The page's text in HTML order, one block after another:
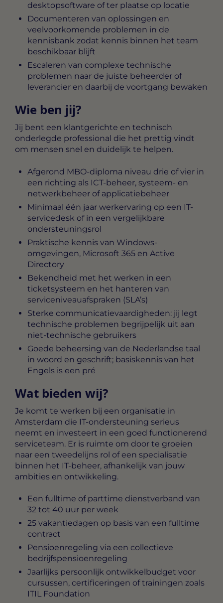
desktopsoftware of ter plaatse op locatie
Documenteren van oplossingen en
veelvoorkomende problemen in de
kennisbank zodat kennis binnen het team
beschikbaar blijft
Escaleren van complexe technische
problemen naar de juiste beheerder of
leverancier en daarbij de voortgang bewaken
Wie ben jij?
Jij bent een klantgerichte en technisch
onderlegde professional die het prettig vindt
om mensen snel en duidelijk te helpen.
Afgerond MBO-diploma niveau drie of vier in
een richting als ICT-beheer, systeem- en
netwerkbeheer of applicatiebeheer
Minimaal één jaar werkervaring op een IT-
servicedesk of in een vergelijkbare
ondersteuningsrol
Praktische kennis van Windows-
omgevingen, Microsoft 365 en Active
Directory
Bekendheid met het werken in een
ticketsysteem en het hanteren van
serviceniveauafspraken (SLA’s)
Sterke communicatievaardigheden: jij legt
technische problemen begrijpelijk uit aan
niet-technische gebruikers
Goede beheersing van de Nederlandse taal
in woord en geschrift; basiskennis van het
Engels is een pré
Wat bieden wij?
Je komt te werken bij een organisatie in
Amsterdam die IT-ondersteuning serieus
neemt en investeert in een goed functionerend
serviceteam. Er is ruimte om door te groeien
naar een tweedelijns rol of een specialisatie
binnen het IT-beheer, afhankelijk van jouw
ambities en ontwikkeling.
Een fulltime of parttime dienstverband van
32 tot 40 uur per week
25 vakantiedagen op basis van een fulltime
contract
Pensioenregeling via een collectieve
bedrijfspensioenregeling
Jaarlijks persoonlijk ontwikkelbudget voor
cursussen, certificeringen of trainingen zoals
ITIL Foundation